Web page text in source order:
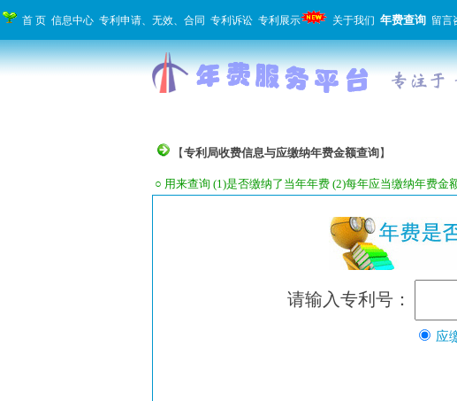
首 页 信息中心 专利申请、无效、合同 专利诉讼 专利展示 关于我们 年费查询 留言
【专利局收费信息与应缴纳年费金额查询】
○ 用来查询 (1)是否缴纳了当年年费 (2)每年应当缴纳年费金
请输入专利号：
应